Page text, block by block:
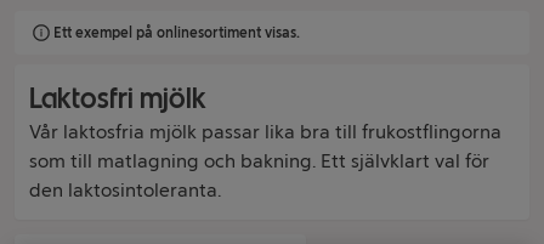
Ett exempel på onlinesortiment visas.
Laktosfri mjölk
Vår laktosfria mjölk passar lika bra till frukostflingorna
som till matlagning och bakning. Ett självklart val för
den laktosintoleranta.